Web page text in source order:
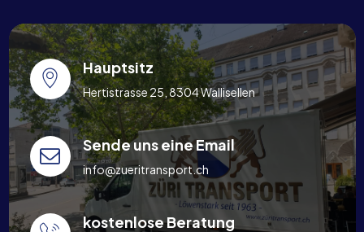
Hauptsitz
Hertistrasse 25, 8304 Wallisellen
Sende uns eine Email
info@zueritransport.ch
kostenlose Beratung